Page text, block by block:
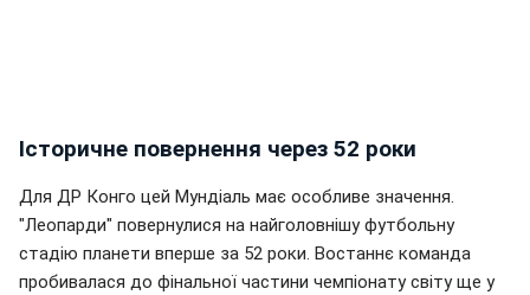
Історичне повернення через 52 роки
Для ДР Конго цей Мундіаль має особливе значення.
"Леопарди" повернулися на найголовнішу футбольну
стадію планети вперше за 52 роки. Востаннє команда
пробивалася до фінальної частини чемпіонату світу ще у